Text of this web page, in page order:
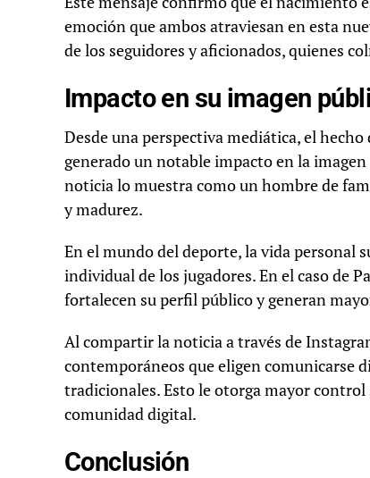
emoción que ambos atraviesan en esta
de los seguidores y aficionados, quienes
Impacto en su imagen
Desde una perspectiva mediática, el
generado un notable impacto en la
noticia lo muestra como un hombre de
y madurez.
En el mundo del deporte, la vida personal
individual de los jugadores. En el caso de
fortalecen su perfil público y generan
Al compartir la noticia a través de
contemporáneos que eligen comunicarse
tradicionales. Esto le otorga mayor
comunidad digital.
Conclusión